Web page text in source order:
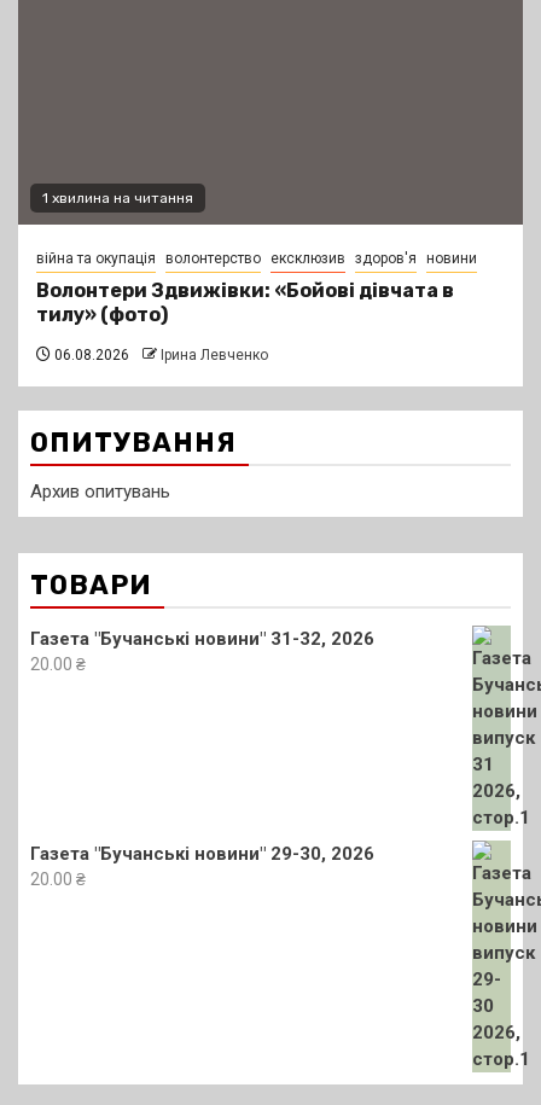
1 хвилина на читання
війна та окупація волонтерство ексклюзив здоров'я новини
Волонтери Здвижівки: «Бойові дівчата в
тилу» (фото)
06.08.2026 Ірина Левченко
ОПИТУВАННЯ
Архив опитувань
ТОВАРИ
Газета "Бучанські новини" 31-32, 2026
20.00 ₴
Газета "Бучанські новини" 29-30, 2026
20.00 ₴